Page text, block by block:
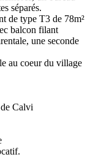
séparés.
de type T3 de 78m²
balcon filant
une seconde
au coeur du village
Calvi